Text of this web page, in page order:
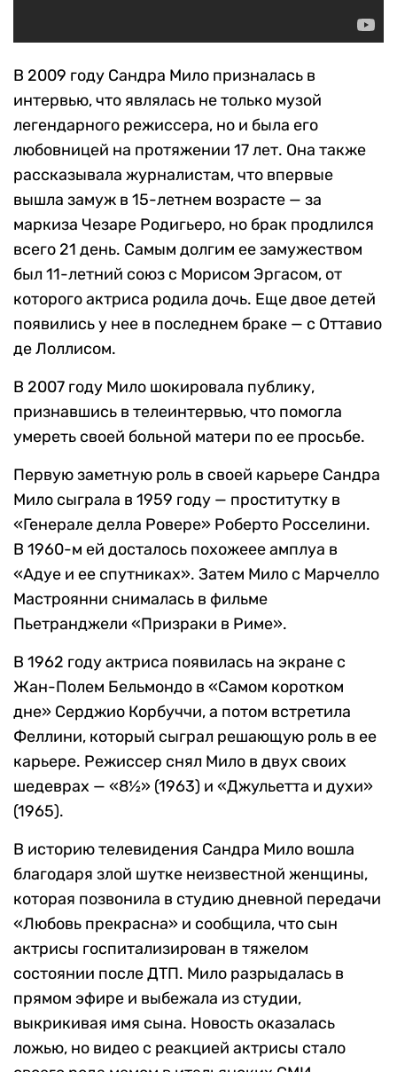
В 2009 году Сандра Мило призналась в
интервью, что являлась не только музой
легендарного режиссера, но и была его
любовницей на протяжении 17 лет. Она также
рассказывала журналистам, что впервые
вышла замуж в 15-летнем возрасте — за
маркиза Чезаре Родигьеро, но брак продлился
всего 21 день. Самым долгим ее замужеством
был 11-летний союз с Морисом Эргасом, от
которого актриса родила дочь. Еще двое детей
появились у нее в последнем браке — с Оттавио
де Лоллисом.
В 2007 году Мило шокировала публику,
признавшись в телеинтервью, что помогла
умереть своей больной матери по ее просьбе.
Первую заметную роль в своей карьере Сандра
Мило сыграла в 1959 году — проститутку в
«Генерале делла Ровере» Роберто Росселини.
В 1960-м ей досталось похожеее амплуа в
«Адуе и ее спутниках». Затем Мило с Марчелло
Мастроянни снималась в фильме
Пьетранджели «Призраки в Риме».
В 1962 году актриса появилась на экране с
Жан-Полем Бельмондо в «Самом коротком
дне» Серджио Корбуччи, а потом встретила
Феллини, который сыграл решающую роль в ее
карьере. Режиссер снял Мило в двух своих
шедеврах — «8½» (1963) и «Джульетта и духи»
(1965).
В историю телевидения Сандра Мило вошла
благодаря злой шутке неизвестной женщины,
которая позвонила в студию дневной передачи
«Любовь прекрасна» и сообщила, что сын
актрисы госпитализирован в тяжелом
состоянии после ДТП. Мило разрыдалась в
прямом эфире и выбежала из студии,
выкрикивая имя сына. Новость оказалась
ложью, но видео с реакцией актрисы стало